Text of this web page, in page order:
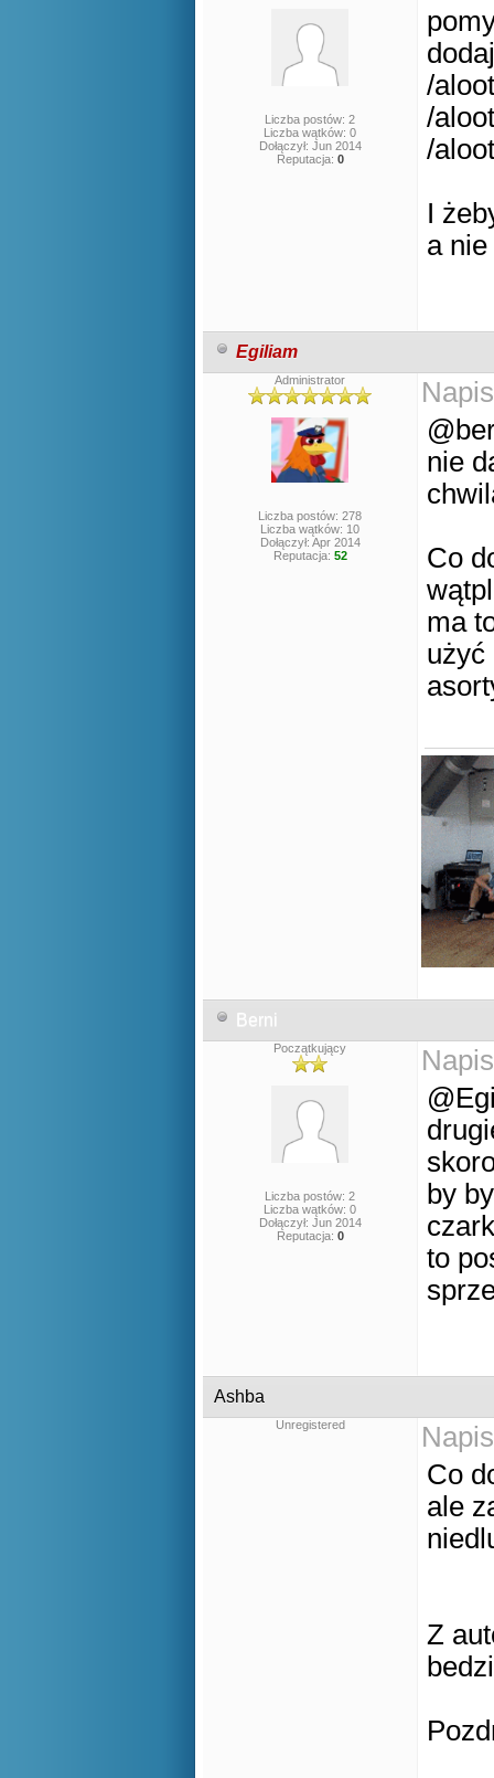
Liczba postów: 2
Liczba wątków: 0
Dołączył: Jun 2014
Reputacja: 0
/
/
/
I
a
Egiliam
Administrator
Liczba postów: 278
Liczba wątków: 10
Dołączył: Apr 2014
Reputacja: 52
nie
Co
ma
użyć
Berni
Początkujący
Liczba postów: 2
Liczba wątków: 0
Dołączył: Jun 2014
Reputacja: 0
by
to
Ashba
Unregistered
Co
ale
Z